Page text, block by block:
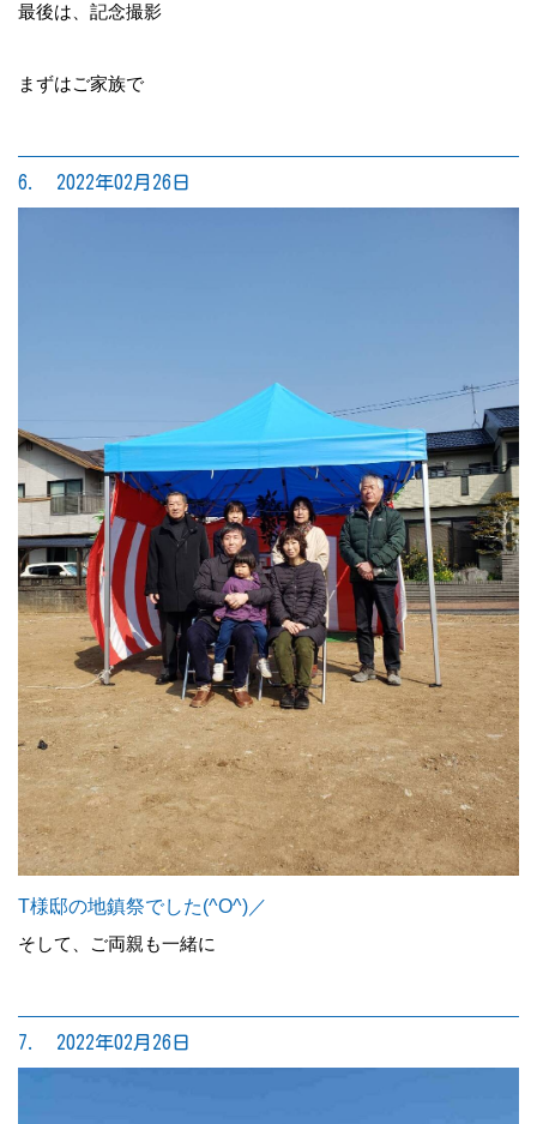
最後は、記念撮影
まずはご家族で
6. 2022年02月26日
T様邸の地鎮祭でした(^O^)／
そして、ご両親も一緒に
7. 2022年02月26日